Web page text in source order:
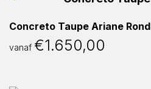
Concreto Taupe Ariane Rond
vanaf €1.650,00